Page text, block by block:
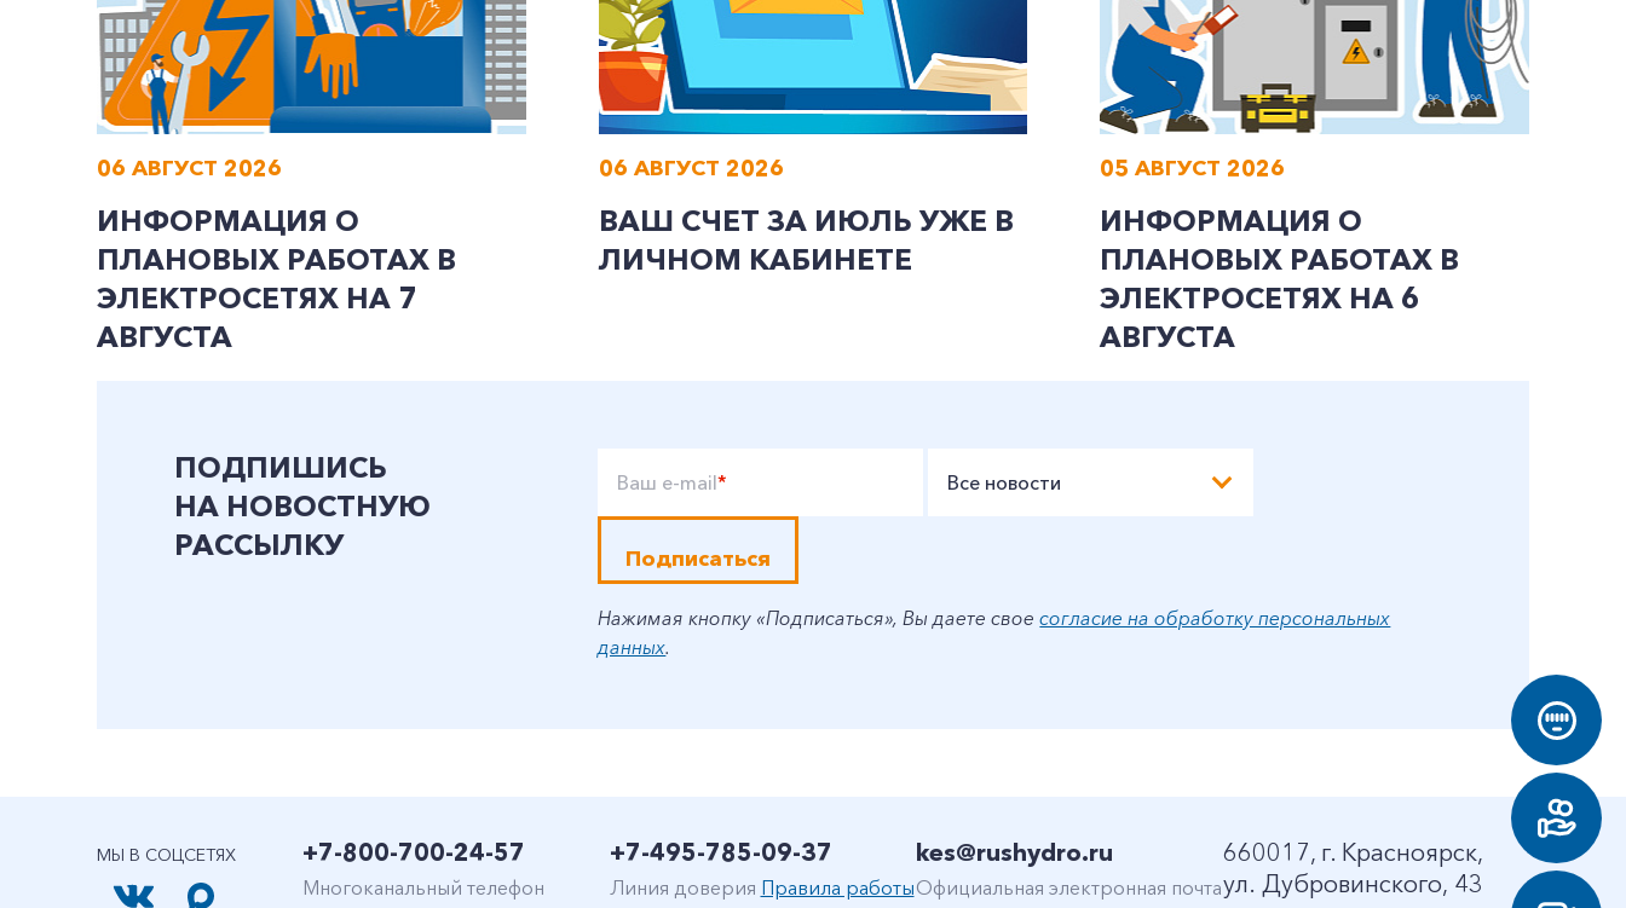
06 АВГУСТ 2026
ИНФОРМАЦИЯ О
ПЛАНОВЫХ РАБОТАХ В
ЭЛЕКТРОСЕТЯХ НА 7
АВГУСТА
06 АВГУСТ 2026
ВАШ СЧЕТ ЗА ИЮЛЬ УЖЕ В
ЛИЧНОМ КАБИНЕТЕ
05 АВГУСТ 2026
ИНФОРМАЦИЯ О
ПЛАНОВЫХ РАБОТАХ В
ЭЛЕКТРОСЕТЯХ НА 6
АВГУСТА
ПОДПИШИСЬ
НА НОВОСТНУЮ
РАССЫЛКУ
Ваш e-mail* Все новости
Подписаться
Нажимая кнопку «Подписаться», Вы даете своесогласие на обработку персональных
данных.
МЫ В СОЦСЕТЯХ +7-800-700-24-57
Многоканальный телефон
+7-495-785-09-37
Линия доверия Правила работы
kes@rushydro.ru
Официальная электронная почта
660017, г. Красноярск,
ул. Дубровинского, 43